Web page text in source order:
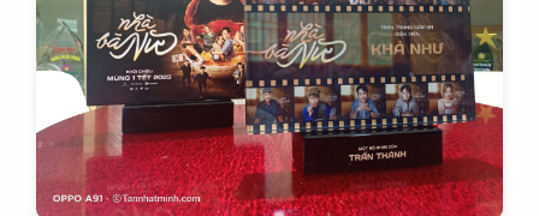
Hình ảnh khách trao tặng kỷ niệm chương cho khách
mời, diễn viên